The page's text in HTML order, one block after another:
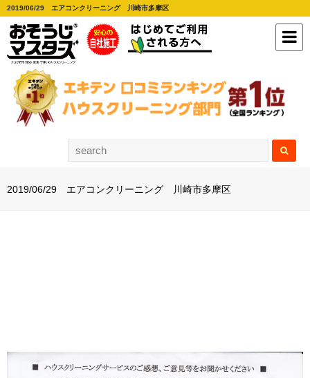
2019/06/29 エアコンクリーニング 川崎市多摩区
2019/06/29 エアコンクリーニング 川崎市多摩区